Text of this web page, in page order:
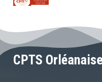
CPTS Orléanaise